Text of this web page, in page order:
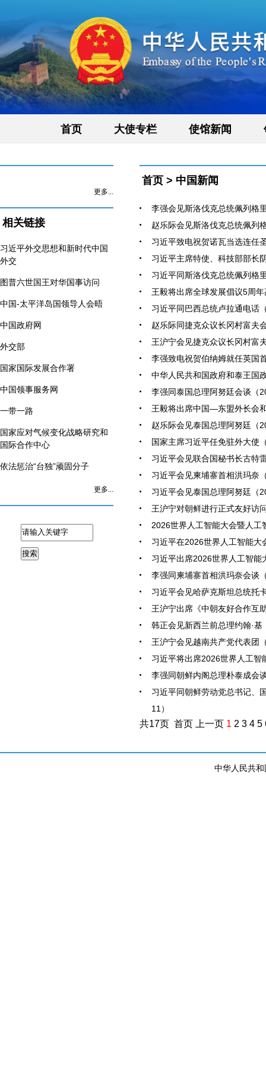
首页 大使专栏 使馆新闻
更多...
相关链接
习近平外交思想和新时代中国
外交
图普六世国王对华国事访问
中国-太平洋岛国领导人会晤
中国政府网
外交部
国家国际发展合作署
中国领事服务网
一带一路
国家应对气候变化战略研究和
国际合作中心
依法惩治“台独”顽固分子
更多...
搜索
首页 > 中国新闻
李强会见斯洛伐克总统佩列格
赵乐际会见斯洛伐克总统佩列
习近平致电祝贺诺瓦当选连任
习近平主席特使、科技部部长
习近平同斯洛伐克总统佩列格
王毅将出席全球发展倡议5周
习近平同巴西总统卢拉通电话
赵乐际同捷克众议长冈村富夫
王沪宁会见捷克众议长冈村富
李强致电祝贺伯纳姆就任英国
中华人民共和国政府和泰王国
李强同泰国总理阿努廷会谈（
王毅将出席中国—东盟外长会
赵乐际会见泰国总理阿努廷（
国家主席习近平任免驻外大使
习近平会见联合国秘书长古特
习近平会见柬埔寨首相洪玛奈
习近平会见泰国总理阿努廷（
王沪宁对朝鲜进行正式友好访
2026世界人工智能大会暨人
习近平在2026世界人工智能
习近平出席2026世界人工智
李强同柬埔寨首相洪玛奈会谈
习近平会见哈萨克斯坦总统托
王沪宁出席《中朝友好合作互
韩正会见新西兰前总理约翰·
王沪宁会见越南共产党代表团
习近平将出席2026世界人工
李强同朝鲜内阁总理朴泰成会
习近平同朝鲜劳动党总书记、
11）
共17页 首页 上一页 1 2 3 4 5
中华人民共